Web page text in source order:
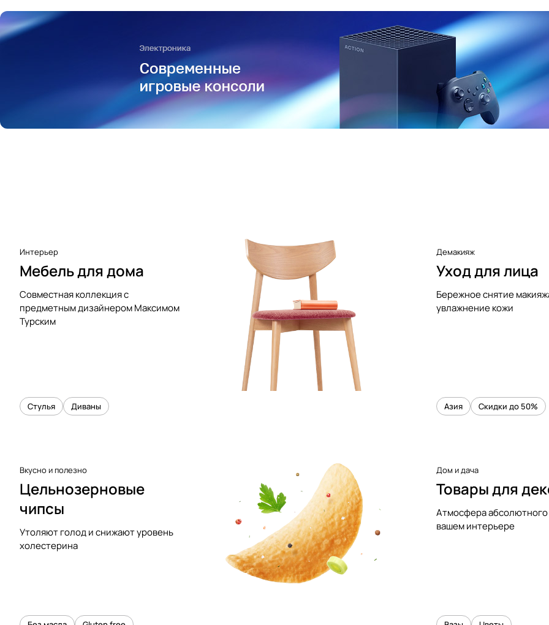
Аксессуары к виниловым
проигрывателям
Интерьер
Мебель для дома
Совместная коллекция с
предметным дизайнером Максимом
Турским
Стулья Диваны
Демакияж
Уход для лица
Бережное снятие
увлажнение кожи
Азия Скидки до 50%
Вкусно и полезно
Цельнозерновые
чипсы
Утоляют голод и снижают уровень
холестерина
Дом и дача
Товары для
Атмосфера абсолютного
вашем интерьере